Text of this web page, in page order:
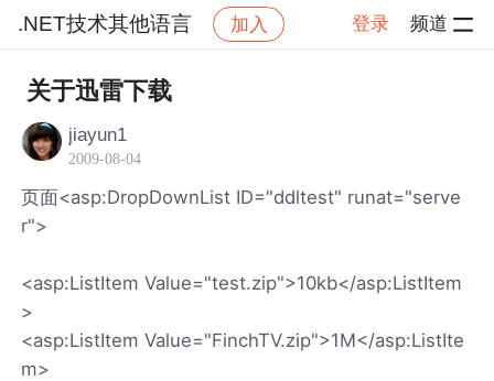
.NET技术其他语言 加入 登录 频道
社区 .NET技术其他语言
关于迅雷下载
jiayun1
2009-08-04
页面<asp:DropDownList ID="ddltest" runat="serve
r">
<asp:ListItem Value="test.zip">10kb</asp:ListItem
>
<asp:ListItem Value="FinchTV.zip">1M</asp:ListIte
m>